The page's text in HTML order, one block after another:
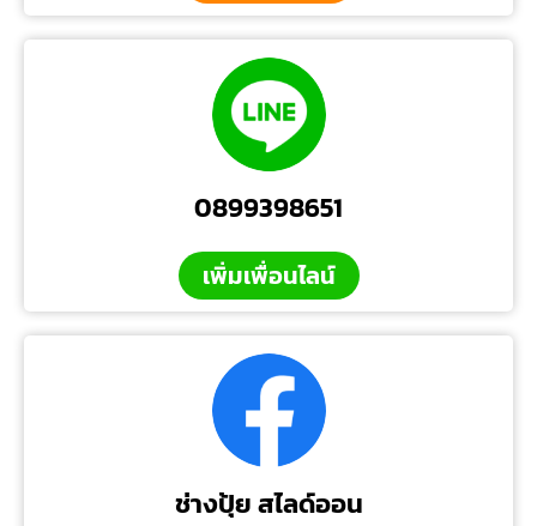
0899398651
เพิ่มเพื่อนไลน์
ช่างปุ้ย สไลด์ออน